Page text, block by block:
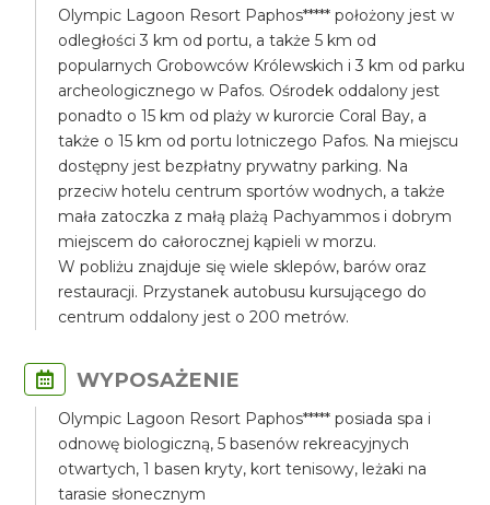
Olympic Lagoon Resort Paphos***** położony jest w
odległości 3 km od portu, a także 5 km od
popularnych Grobowców Królewskich i 3 km od parku
archeologicznego w Pafos. Ośrodek oddalony jest
ponadto o 15 km od plaży w kurorcie Coral Bay, a
także o 15 km od portu lotniczego Pafos. Na miejscu
dostępny jest bezpłatny prywatny parking. Na
przeciw hotelu centrum sportów wodnych, a także
mała zatoczka z małą plażą Pachyammos i dobrym
miejscem do całorocznej kąpieli w morzu.
W pobliżu znajduje się wiele sklepów, barów oraz
restauracji. Przystanek autobusu kursującego do
centrum oddalony jest o 200 metrów.
WYPOSAŻENIE
Olympic Lagoon Resort Paphos***** posiada spa i
odnowę biologiczną, 5 basenów rekreacyjnych
otwartych, 1 basen kryty, kort tenisowy, leżaki na
tarasie słonecznym